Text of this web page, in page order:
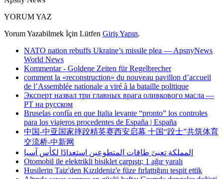
YORUM YAZ
Yorum Yazabilmek İçin Lütfen Giriş Yapın.
NATO nation rebuffs Ukraine’s missile plea — ApsnyNews
World News
Kommentar - Goldene Zeiten für Regelbrecher
comment la «reconstruction» du nouveau pavillon d’accueil
de l’Assemblée nationale a viré à la bataille politique
Эксперт назвал три главных врага оливкового масла —
РТ на русском
Bruselas confía en que Italia levante “pronto” los controles
para los viajeros procedentes de España | España
中国-中亚国家摔跤精英赛西安启幕 十国“跤士”共筑体育
交流桥-中新网
المملكة تعبئ طاقات المتطوعين استعدادًا لكأس آسيا
Otomobil ile elektrikli bisiklet çarpıştı; 1 ağır yaralı
Husilerin Taiz'den Kızıldeniz'e füze fırlattığını tespit ettik